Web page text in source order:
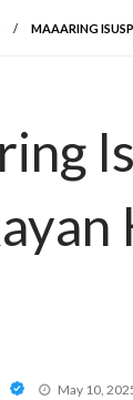
MAAARING
Posted
May 10,